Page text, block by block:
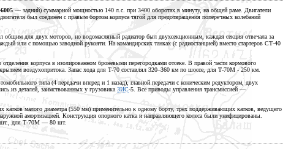
— задний) суммарной мощностью 140 л.с. при 3400 оборотах в минуту, на общей раме. Двигатели
был соединен с правым бортом корпуса тягой для предотвращения поперечных колебаний
общим для двух моторов, но водомасляный радиатор был двухсекционным, каждая секция отвечала за
или с помощью заводной рукояти. На командирских танках (с радиостанцией) вместо стартеров СТ-40
корпуса в изолированном броневыми перегородками отсеке. В правой части кормового
воздухопритока. Запас хода для Т-70 составлял 320–360 км по шоссе, для Т-70М - 250 км.
типа (4 передачи вперед и 1 назад), главной передачи с коническим редуктором, двух
из деталей, заимствованных у грузовика ЗИС-5. Все приводы управления трансмиссией —
малого диаметра (550 мм) применительно к одному борту, трех поддерживающих катков, ведущего
амортизацией. Конструкция опорного катка и направляющего колеса были унифицированы.
для Т-70М — 80 шт.